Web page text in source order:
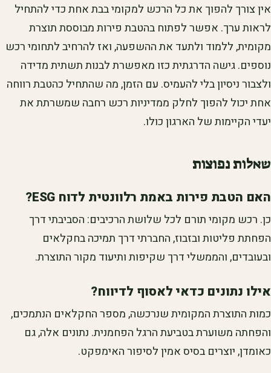
אין צורך להפוך את כל הרכש למקומי בבת אחת כדי להתחיל
לראות ערך. אפשר לפתוח בהטבת פירות מבוססת תוצרת
מקומית, ללמוד ולתעד את ההשפעה, ואז להרחיב לתחומי רכש
נוספים. גישה הדרגתית כזו מאפשרת לבנות תשתית מדידה
ולצבור ניסיון בלי להעמיס. עם הזמן, מה שהתחיל כהטבת רווחה
אחת יכול להפוך לחלק ממדיניות רכש רחבה שמשרתת את
יעדי הקיימות של הארגון כולו.
שאלות נפוצות
האם הטבת פירות באמת רלוונטית לדוח ESG?
כן. רכש מקומי תורם לכל שלושת הרכיבים: הסביבתי דרך
הפחתת פליטות ובזבוז, החברתי דרך תמיכה בחקלאים
ובעובדים, והממשלי דרך שקיפות ותיעוד מקור התוצרת.
אילו נתונים כדאי לאסוף לדיווח?
כמות התוצרת המקומית שנרכשה, מספר החקלאים הנתמכים,
והפחתה משוערת בטביעת הרגל הפחמנית. נתונים אלה, גם
כאומדן, יוצרים בסיס אמין לסיפור האימפקט.